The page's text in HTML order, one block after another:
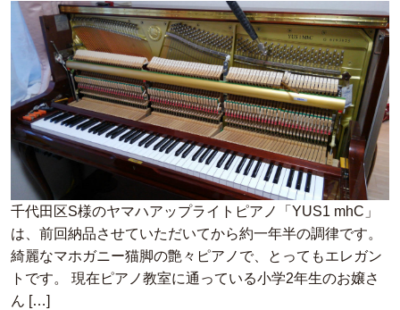
千代田区S様のヤマハアップライトピアノ「YUS1 mhC」
は、前回納品させていただいてから約一年半の調律です。
綺麗なマホガニー猫脚の艶々ピアノで、とってもエレガン
トです。 現在ピアノ教室に通っている小学2年生のお嬢さ
ん […]